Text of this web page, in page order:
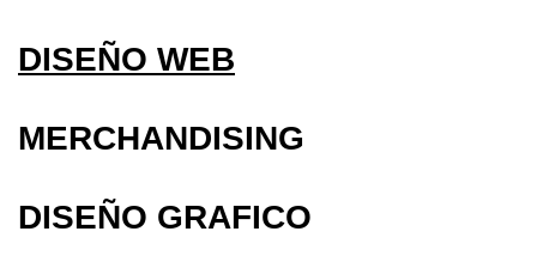
DISEÑO WEB
MERCHANDISING
DISEÑO GRAFICO